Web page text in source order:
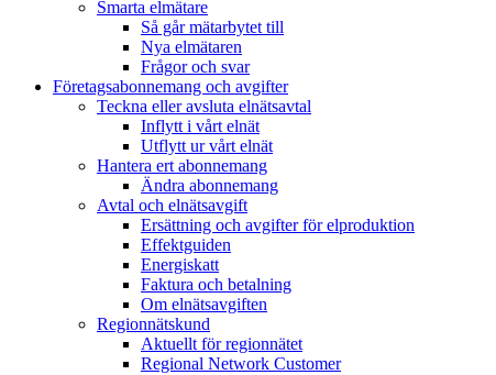
Smarta elmätare
Så går mätarbytet till
Nya elmätaren
Frågor och svar
Företagsabonnemang och avgifter
Teckna eller avsluta elnätsavtal
Inflytt i vårt elnät
Utflytt ur vårt elnät
Hantera ert abonnemang
Ändra abonnemang
Avtal och elnätsavgift
Ersättning och avgifter för elproduktion
Effektguiden
Energiskatt
Faktura och betalning
Om elnätsavgiften
Regionnätskund
Aktuellt för regionnätet
Regional Network Customer